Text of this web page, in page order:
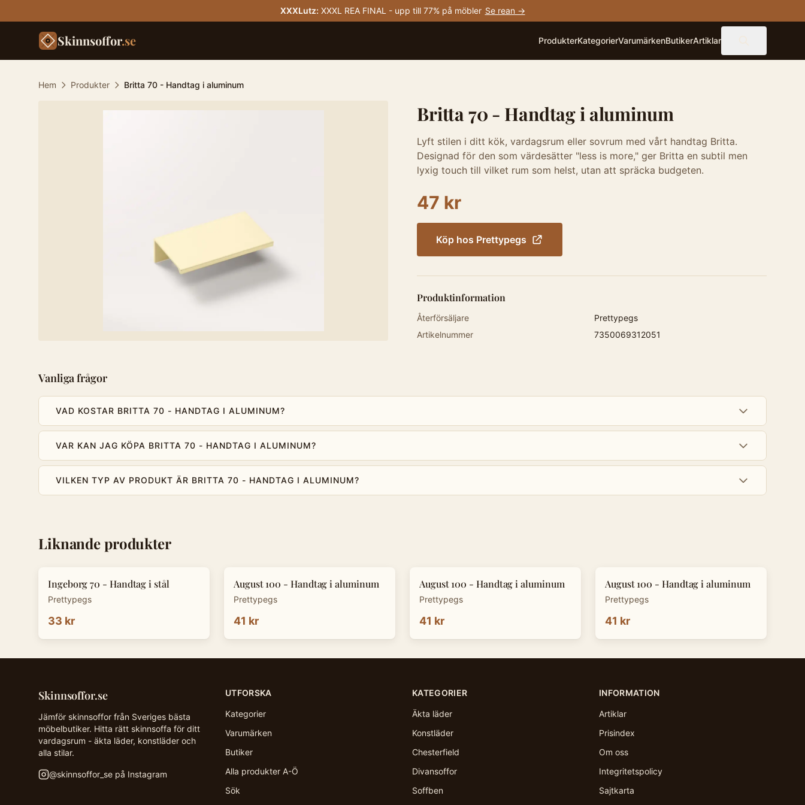
XXXLutz: XXXL REA FINAL - upp till 77% på möbler Se rean →
Skinnsoffor.se ProdukterKategorierVarumärkenButikerArtiklar
Hem Produkter Britta 70 - Handtag i aluminum
Britta 70 - Handtag i aluminum
Lyft stilen i ditt kök, vardagsrum eller sovrum med vårt handtag Britta.
Designad för den som värdesätter "less is more," ger Britta en subtil men
lyxig touch till vilket rum som helst, utan att spräcka budgeten.
47 kr
Köp hos Prettypegs
Produktinformation
Återförsäljare
Prettypegs
Artikelnummer
7350069312051
Vanliga frågor
VAD KOSTAR BRITTA 70 - HANDTAG I ALUMINUM?
VAR KAN JAG KÖPA BRITTA 70 - HANDTAG I ALUMINUM?
VILKEN TYP AV PRODUKT ÄR BRITTA 70 - HANDTAG I ALUMINUM?
Liknande produkter
Ingeborg 70 - Handtag i stål
Prettypegs
33 kr
August 100 - Handtag i aluminum
Prettypegs
41 kr
August 100 - Handtag i aluminum
Prettypegs
41 kr
August 100 - Handtag i aluminum
Prettypegs
41 kr
Skinnsoffor.se
Jämför skinnsoffor från Sveriges bästa
möbelbutiker. Hitta rätt skinnsoffa för ditt
vardagsrum - äkta läder, konstläder och
alla stilar.
@skinnsoffor_se på Instagram
UTFORSKA
Kategorier
Varumärken
Butiker
Alla produkter A-Ö
Sök
KATEGORIER
Äkta läder
Konstläder
Chesterfield
Divansoffor
Soffben
INFORMATION
Artiklar
Prisindex
Om oss
Integritetspolicy
Sajtkarta